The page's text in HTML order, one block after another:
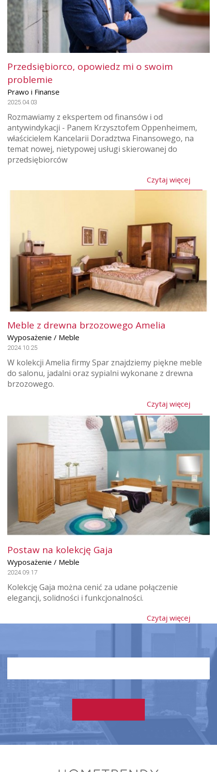
Przedsiębiorco, opowiedz mi o swoim
problemie
Prawo i Finanse
2025.04.03
Rozmawiamy z ekspertem od finansów i od
antywindykacji - Panem Krzysztofem Oppenheimem,
właścicielem Kancelarii Doradztwa Finansowego, na
temat nowej, nietypowej usługi skierowanej do
przedsiębiorców
Czytaj więcej
Meble z drewna brzozowego Amelia
Wyposażenie / Meble
2024.10.25
W kolekcji Amelia firmy Spar znajdziemy piękne meble
do salonu, jadalni oraz sypialni wykonane z drewna
brzozowego.
Czytaj więcej
Postaw na kolekcję Gaja
Wyposażenie / Meble
2024.09.17
Kolekcję Gaja można cenić za udane połączenie
elegancji, solidności i funkcjonalności.
Czytaj więcej